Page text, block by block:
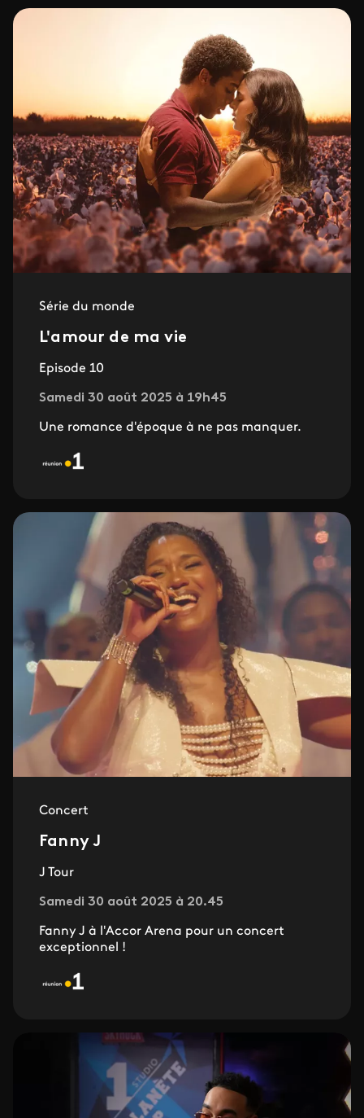
Série du monde
L'amour de ma vie
Episode 10
Samedi 30 août 2025 à 19h45
Une romance d'époque à ne pas manquer.
Concert
Fanny J
J Tour
Samedi 30 août 2025 à 20.45
Fanny J à l'Accor Arena pour un concert
exceptionnel !